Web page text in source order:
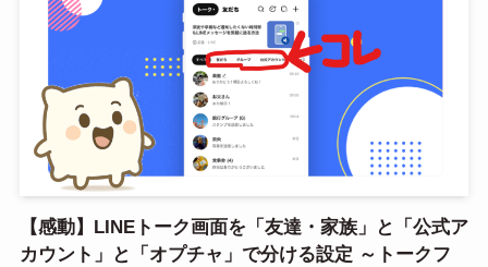
【感動】LINEトーク画面を「友達・家族」と「公式ア
カウント」と「オプチャ」で分ける設定 ～トークフ